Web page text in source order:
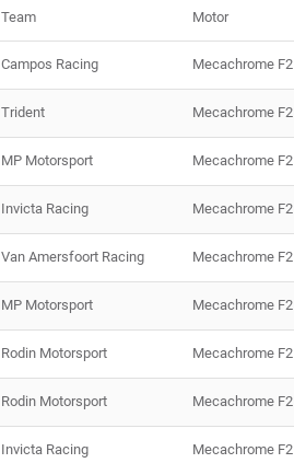
Team Motor
Campos Racing Mecachrome F2
Trident Mecachrome F2
MP Motorsport Mecachrome F2
Invicta Racing Mecachrome F2
Van Amersfoort Racing Mecachrome F2
MP Motorsport Mecachrome F2
Rodin Motorsport Mecachrome F2
Rodin Motorsport Mecachrome F2
Invicta Racing Mecachrome F2